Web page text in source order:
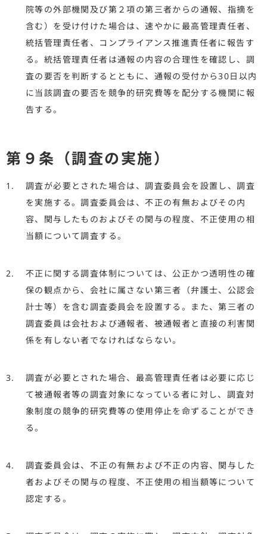
院等の外部機関及び第２項の第三者からの通報、指摘を
含む）を受け付けた場合は、速やかに最高管理責任者、
統括管理責任者、コンプライアンス推進責任者に報告す
る。統括管理責任者は通報の内容の合理性を確認し、調
査の要否を判断するとともに、通報の受付から30日以内
に当該調査の要否を競争的研究費等を配分する機関に報
告する。
第９条（調査の実施）
調査が必要とされた場合は、調査委員会を設置し、調査
を実施する。調査委員会は、不正の有無およびその内
容、関与したものおよびその関与の程度、不正使用の相
当額について調査する。
不正に関する調査体制については、公正かつ透明性の確
保の観点から、会社に属さない第三者（弁護士、公認会
計士等）を含む調査委員会を設置する。また、第三者の
調査委員は会社および通報者、被通報者と直接の利害関
係を有しない者でなければならない。
調査が必要とされた場合、最高管理責任者は必要に応じ
て被通報者等の調査対象になっている者に対し、調査対
象制度の競争的研究費等の使用停止を命ずることができ
る。
調査委員会は、不正の有無および不正の内容、関与した
者およびその関与の程度、不正使用の相当額等について
認定する。